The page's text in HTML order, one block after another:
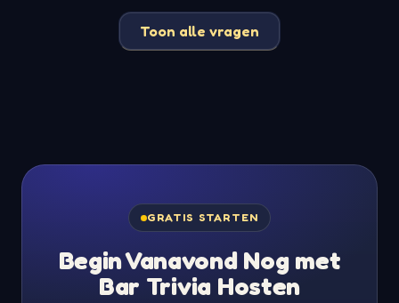
Toon alle vragen
GRATIS STARTEN
Begin Vanavond Nog met
Bar Trivia Hosten